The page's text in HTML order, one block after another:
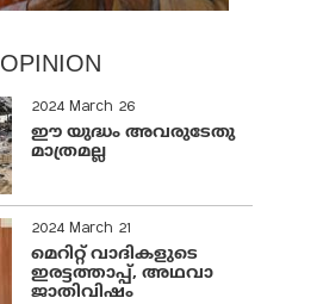
OPINION
2024 March 26
ഈ യുദ്ധം അവരുടേതു
മാത്രമല്ല
2024 March 21
മെറിറ്റ് വാദികളുടെ
ഇരട്ടത്താപ്പ്, അഥവാ
ജാതിവിഷം